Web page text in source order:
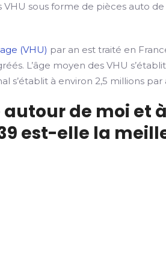
sous forme de pièces auto
(VHU) par an est traité en
L’âge moyen des VHU
s’établit à environ 2,5 millions par
de moi et
est-elle la